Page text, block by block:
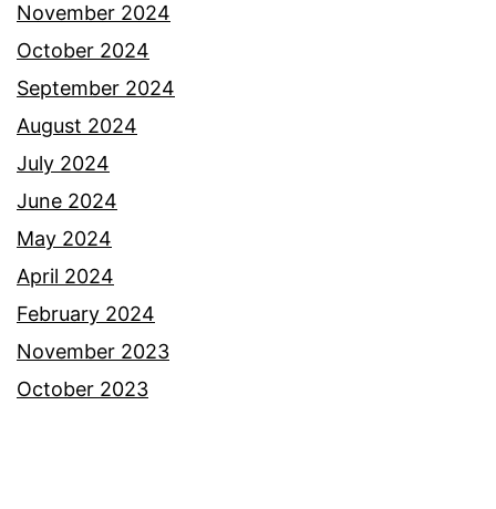
November 2024
October 2024
September 2024
August 2024
July 2024
June 2024
May 2024
April 2024
February 2024
November 2023
October 2023